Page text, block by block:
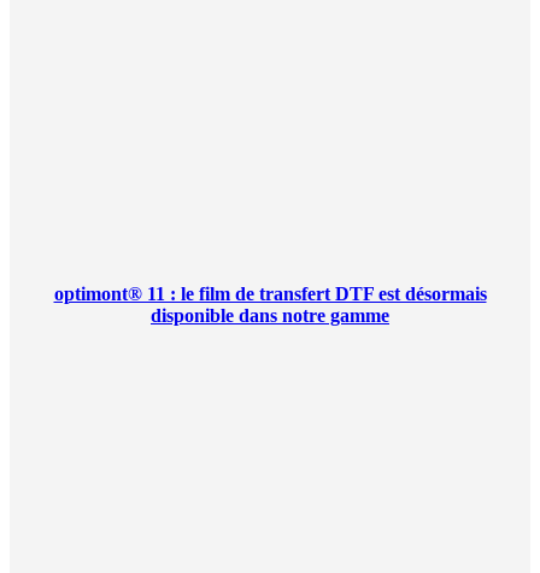
optimont® 11 : le film de transfert DTF est désormais
disponible dans notre gamme